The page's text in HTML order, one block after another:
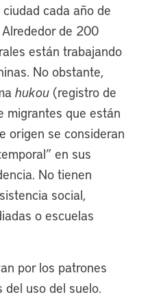
cada año de
de 200
están trabajando
No obstante,
hukou (registro de
migrantes que están
origen se consideran
en sus
No tienen
social,
o escuelas
por los patrones
uso del suelo.